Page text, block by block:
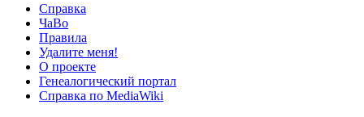
Справка
ЧаВо
Правила
Удалите меня!
О проекте
Генеалогический портал
Справка по MediaWiki